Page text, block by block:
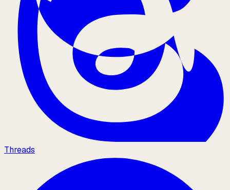
Threads